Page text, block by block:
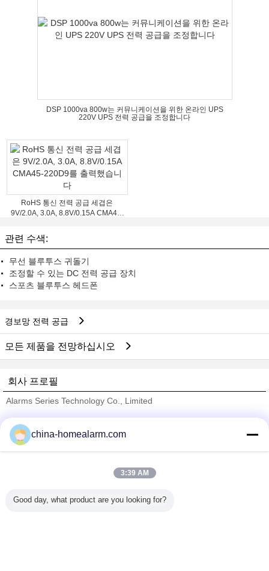
DSP 1000va 800w는 커뮤니케이션을 위한 온라인 UPS
220V UPS 전력 공급을 조정합니다
RoHS 통신 전력 공급 세겹은
9V/2.0A, 3.0A, 8.8V/0.15A CMA45-
관련 수색:
무선 블루투스 귀돌기
조정할 수 있는 DC 전력 공급 장치
스포츠 블루투스 헤드폰
경보망 전력 공급
모든 제품을 전망하십시오
회사 프로필
Alarms Series Technology Co., Limited
Trust Seal
Verified Suplier
모든 제품
china-homealarm.com
3:39 AM
Good day, what product are you looking for?